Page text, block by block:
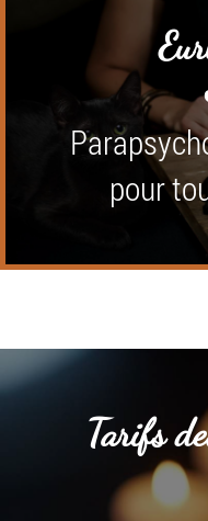
pour
Tarifs